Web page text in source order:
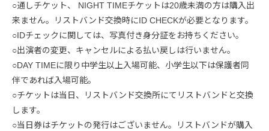
○通しチケット、 NIGHT TIMEチケットは20歳未満の方は購入出
来ません。リストバンド交換時にID CHECKが必要となります。
○IDチェックに関しては、写真付き身分証をお持ちください。
○出演者の変更、キャンセルによる払い戻しは行いません。
○DAY TIMEに限り中学生以上入場可能、小学生以下は保護者同
伴であれば入場可能。
○チケットは当日、リストバンド交換所にてリストバンドと交換
します。
○当日券はチケットの発行はございません。リストバンドが購入